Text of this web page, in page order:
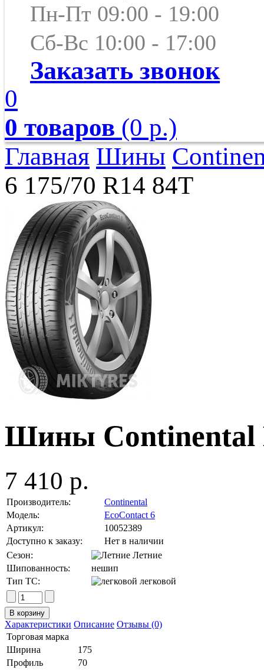
Пн-Пт 09:00 - 19:00
Сб-Вс 10:00 - 17:00
Заказать звонок
0
0 товаров (0 р.)
Главная Шины
6 175/70 R14 84T
Шины Continental
7 410 р.
Производитель:
Continental
Модель:
EcoContact 6
Артикул:
10052389
Доступно к заказу:
Нет в наличии
Сезон:
Летние
Шипованность:
нешип
Тип ТС:
легковой
Характеристики Описание Отзывы (0)
Торговая марка
Ширина
175
Профиль
70